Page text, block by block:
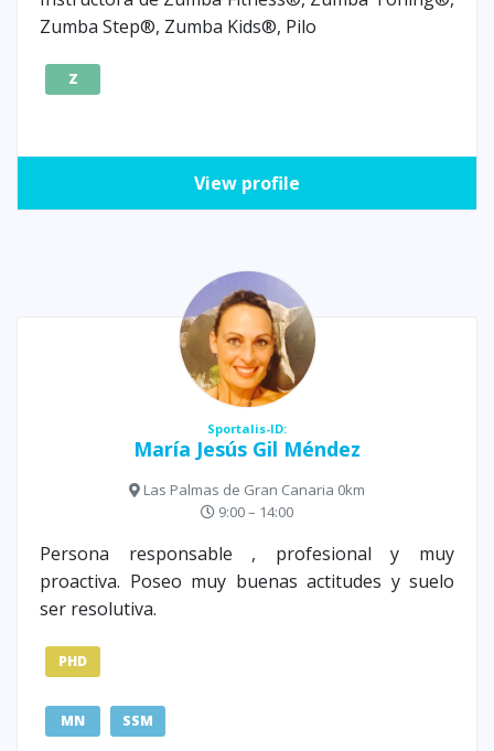
Zumba Step®, Zumba Kids®, Pilo
Z
View profile
Sportalis-ID:
María Jesús Gil Méndez
Las Palmas de Gran Canaria 0km
9:00 – 14:00
Persona responsable , profesional y muy
proactiva. Poseo muy buenas actitudes y suelo
ser resolutiva.
PHD
MN SSM